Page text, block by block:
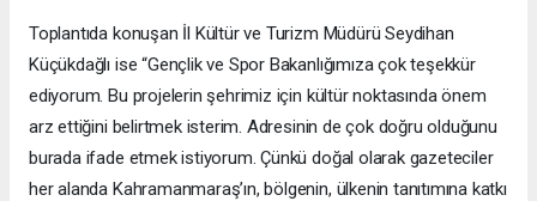
Toplantıda konuşan İl Kültür ve Turizm Müdürü Seydihan
Küçükdağlı ise “Gençlik ve Spor Bakanlığımıza çok teşekkür
ediyorum. Bu projelerin şehrimiz için kültür noktasında önem
arz ettiğini belirtmek isterim. Adresinin de çok doğru olduğunu
burada ifade etmek istiyorum. Çünkü doğal olarak gazeteciler
her alanda Kahramanmaraş’ın, bölgenin, ülkenin tanıtımına katkı